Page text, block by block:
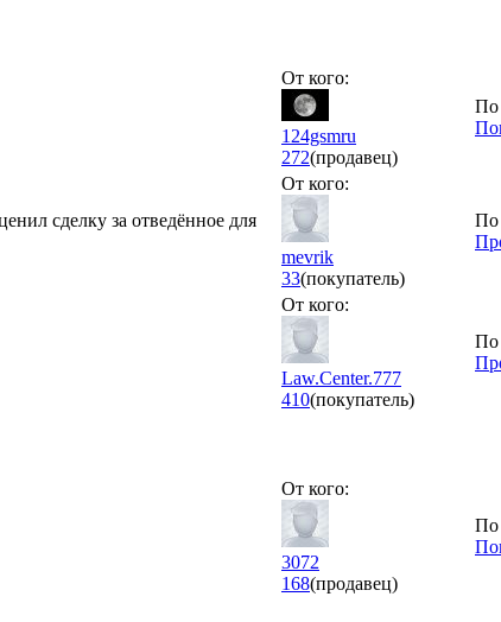
От кого:
124gsmru
272(продавец)
По
сделку за отведённое для
От кого:
mevrik
33(покупатель)
По
От кого:
Law.Center.777
410(покупатель)
По
От кого:
3072
168(продавец)
По